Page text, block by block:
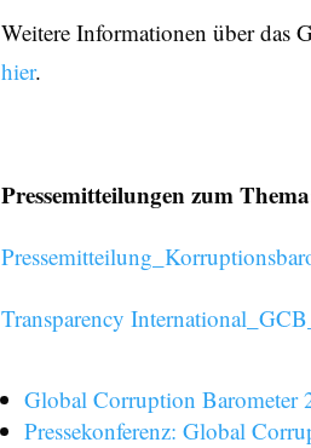
Weitere Informationen über das
hier.
Pressemitteilungen zum
Transparency
Global Corruption Barometer
Pressekonferenz: Global